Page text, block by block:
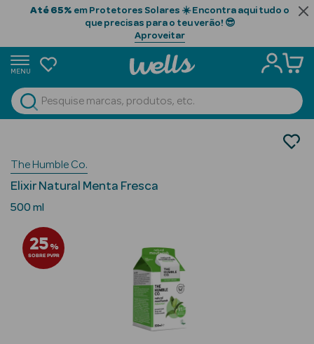
Até 65% em Protetores Solares ☀️ Encontra aqui tudo o
que precisas para o teu verão! 😎
Aproveitar
MENU
Ver Tudo
Beauty Season
Cabelo
Beauty Season
Cosmética
Elixires Bucais
The Humble Co.
Elixir Natural Menta Fresca
500 ml
25%
SOBRE PVPR